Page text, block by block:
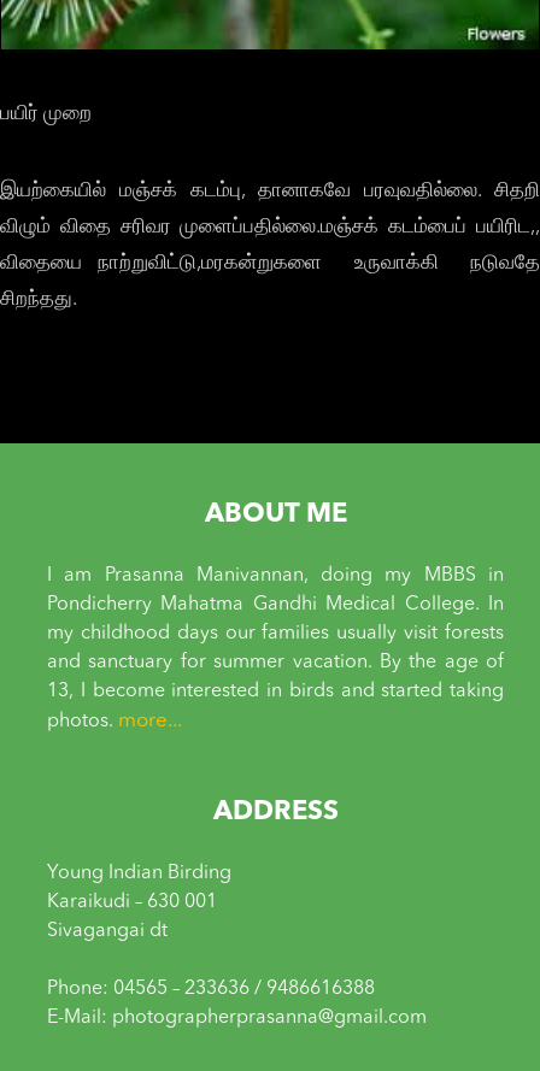
பயிர் முறை
இயற்கையில் மஞ்சக் கடம்பு, தானாகவே பரவுவதில்லை. சிதறி
விழும் விதை சரிவர முளைப்பதில்லை.மஞ்சக் கடம்பைப் பயிரிட,,
விதையை நாற்றுவிட்டு,மரகன்றுகளை உருவாக்கி நடுவதே
சிறந்தது.
ABOUT ME
I am Prasanna Manivannan, doing my MBBS in
Pondicherry Mahatma Gandhi Medical College. In
my childhood days our families usually visit forests
and sanctuary for summer vacation. By the age of
13, I become interested in birds and started taking
photos. more...
ADDRESS
Young Indian Birding
Karaikudi – 630 001
Sivagangai dt
Phone: 04565 – 233636 / 9486616388
E-Mail: photographerprasanna@gmail.com